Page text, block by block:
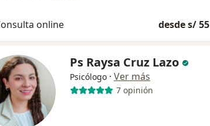
online desde s/ 55
Ps Raysa Cruz Lazo
Psicólogo · Ver más
7 opinión